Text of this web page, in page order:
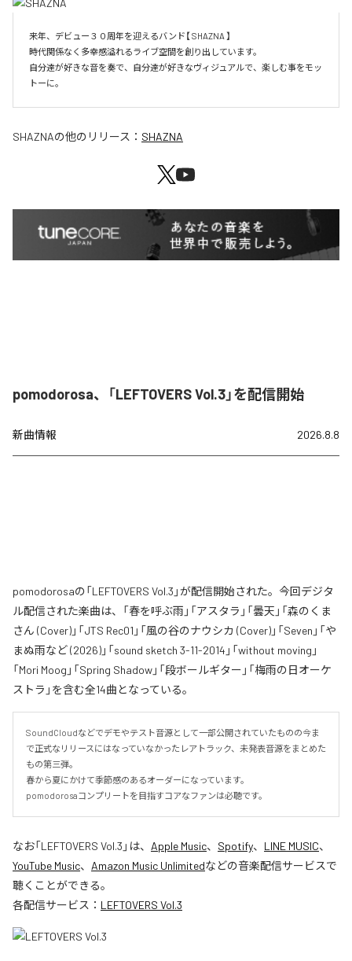
来年、デビュー３０周年を迎えるバンド【 SHAZNA 】
時代関係なく多幸感溢れるライブ空間を創り出しています。
自分達が好きな音を奏で、自分達が好きなヴィジュアルで、楽しむ事をモッ
SHAZNAの他のリリース： SHAZNA
pomodorosa、「LEFTOVERS Vol.3」を配信開始
新曲情報 2026.8.8
pomodorosaの「LEFTOVERS Vol.3」が配信開始された。今回デジタ
ル配信された楽曲は、「春を呼ぶ雨」「アスタラ」「曇天」「森のくま
さん (Cover)」「JTS Rec01」「風の谷のナウシカ (Cover)」「Seven」「や
まぬ雨など (2026)」「sound sketch 3-11-2014」「without moving」
「Mori Moog」「Spring Shadow」「段ボールギター」「梅雨の日オーケ
ストラ」を含む全14曲となっている。
SoundCloudなどでデモやテスト音源として一部公開されていたものの今ま
で正式なリリースにはなっていなかったレアトラック、未発表音源をまとめた
もの第三弾。
春から夏にかけて季節感のあるオーダーになっています。
pomodorosaコンプリートを目指すコアなファンは必聴です。
なお「LEFTOVERS Vol.3 」は、 Apple Music、 Spotify、 LINE MUSIC、
YouTube Music、 Amazon Music Unlimitedなどの音楽配信サービスで
聴くことができる。
各配信サービス： LEFTOVERS Vol.3